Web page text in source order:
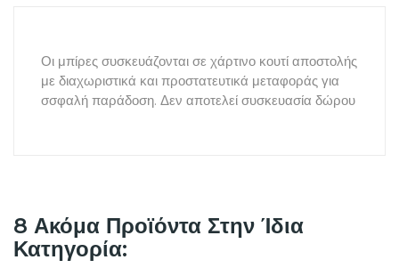
Οι μπίρες συσκευάζονται σε χάρτινο κουτί αποστολής
με διαχωριστικά και προστατευτικά μεταφοράς για
σσφαλή παράδοση. Δεν αποτελεί συσκευασία δώρου
8 Ακόμα Προϊόντα Στην Ίδια
Κατηγορία: